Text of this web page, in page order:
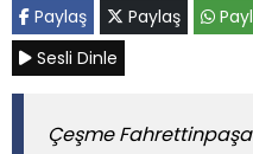
Paylaş Paylaş
Sesli Dinle
Çeşme